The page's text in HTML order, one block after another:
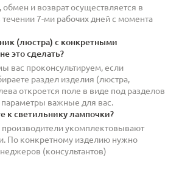
и возврат осуществляется в
течении 7-ми рабочих дней с момента
(люстра) с конкретными
это сделать?
вас проконсультируем, если
раздел изделия (люстра,
откроется поле в виде под разделов
важные для вас.
к светильнику лампочки?
укомплектовывают
По конкретному изделию нужно
(консультантов)